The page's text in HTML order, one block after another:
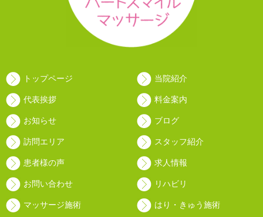
トップページ 当院紹介
代表挨拶 料金案内
お知らせ ブログ
訪問エリア スタッフ紹介
患者様の声 求人情報
お問い合わせ リハビリ
マッサージ施術 はり・きゅう施術